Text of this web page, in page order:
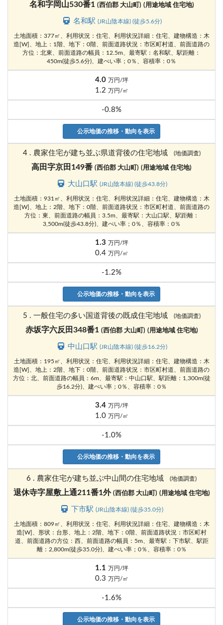
名和字岡山530番1 (西伯郡 大山町) (用途地域 住宅地)
名和駅 (JR山陰本線) (徒歩5.6分)
土地面積：377㎡、利用状況：住宅、利用状況詳細：住宅、建物構造：木
造[W]、地上：1階、地下：0階、前面道路状況：市区町村道、前面道路の
方位：北東、前面道路の幅員：12.5m、最寄駅：名和駅、駅距離：
450m(徒歩5.6分)、建ぺい率；0％、容積率：0％
4.0 万円/坪
1.2 万円/㎡
-0.8%
公示地価の推移・動向を表示
4 . 農家住宅が建ち並ぶ県道背後の住宅地域 (地価調査)
高田字京田149番 (西伯郡 大山町) (用途地域 住宅地)
大山口駅 (JR山陰本線) (徒歩43.8分)
土地面積：931㎡、利用状況：住宅、利用状況詳細：住宅、建物構造：木
造[W]、地上：2階、地下：0階、前面道路状況：市区町村道、前面道路の
方位：東、前面道路の幅員：3.5m、最寄駅：大山口駅、駅距離：
3,500m(徒歩43.8分)、建ぺい率；0％、容積率：0％
1.3 万円/坪
0.4 万円/㎡
-1.2%
公示地価の推移・動向を表示
5 . 一般住宅の多い国道背後の既成住宅地域 (地価調査)
赤坂字六反田348番1 (西伯郡 大山町) (用途地域 住宅地)
中山口駅 (JR山陰本線) (徒歩16.2分)
土地面積：195㎡、利用状況：住宅、利用状況詳細：住宅、建物構造：木
造[W]、地上：2階、地下：0階、前面道路状況：市区町村道、前面道路の
方位：北、前面道路の幅員：6m、最寄駅：中山口駅、駅距離：1,300m(徒
歩16.2分)、建ぺい率；0％、容積率：0％
3.4 万円/坪
1.0 万円/㎡
-1.0%
公示地価の推移・動向を表示
6 . 農家住宅が建ち並ぶ中山間の住宅地域 (地価調査)
退休寺字屋敷上通211番1外 (西伯郡 大山町) (用途地域 住宅地)
下市駅(JR山陰本線) (徒歩35.0分)
土地面積：809㎡、利用状況：住宅、利用状況詳細：住宅、建物構造：木
造[W]、形状：台形、地上：2階、地下：0階、前面道路状況：市区町村
道、前面道路の方位：西、前面道路の幅員：5m、最寄駅：下市駅、駅距
離：2,800m(徒歩35.0分)、建ぺい率；0％、容積率：0％
1.1 万円/坪
0.3 万円/㎡
-1.6%
公示地価の推移・動向を表示